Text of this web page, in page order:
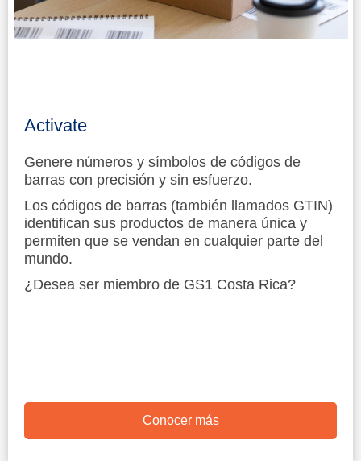
Activate
Genere números y símbolos de códigos de
barras con precisión y sin esfuerzo.
Los códigos de barras (también llamados GTIN)
identifican sus productos de manera única y
permiten que se vendan en cualquier parte del
mundo.
¿Desea ser miembro de GS1 Costa Rica?
Conocer más